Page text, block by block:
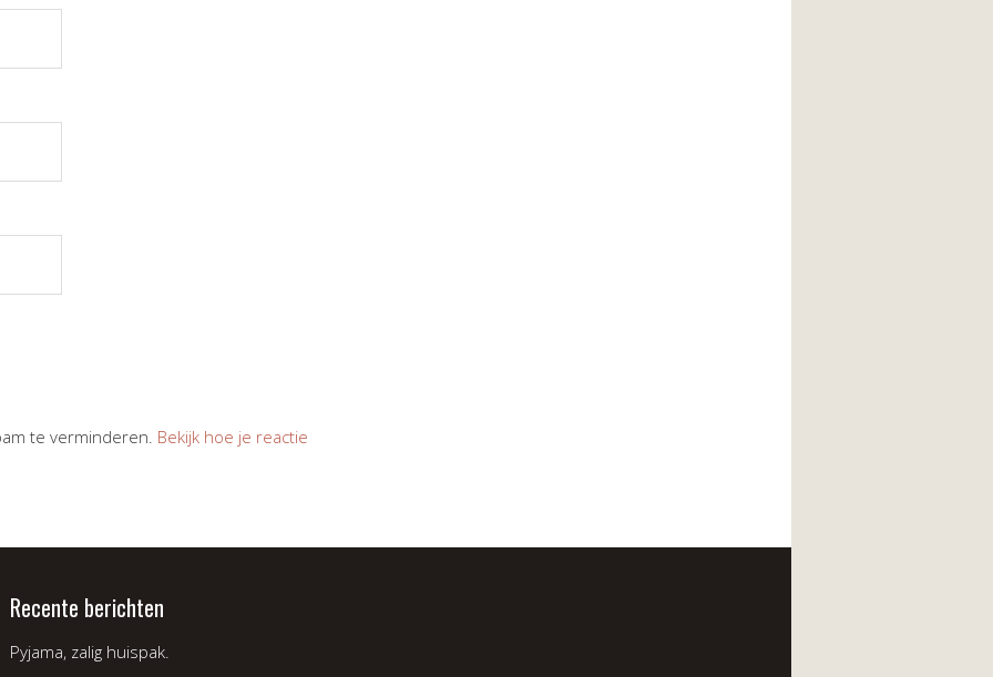
te verminderen. Bekijk hoe je reactie
Recente berichten
Pyjama, zalig huispak.